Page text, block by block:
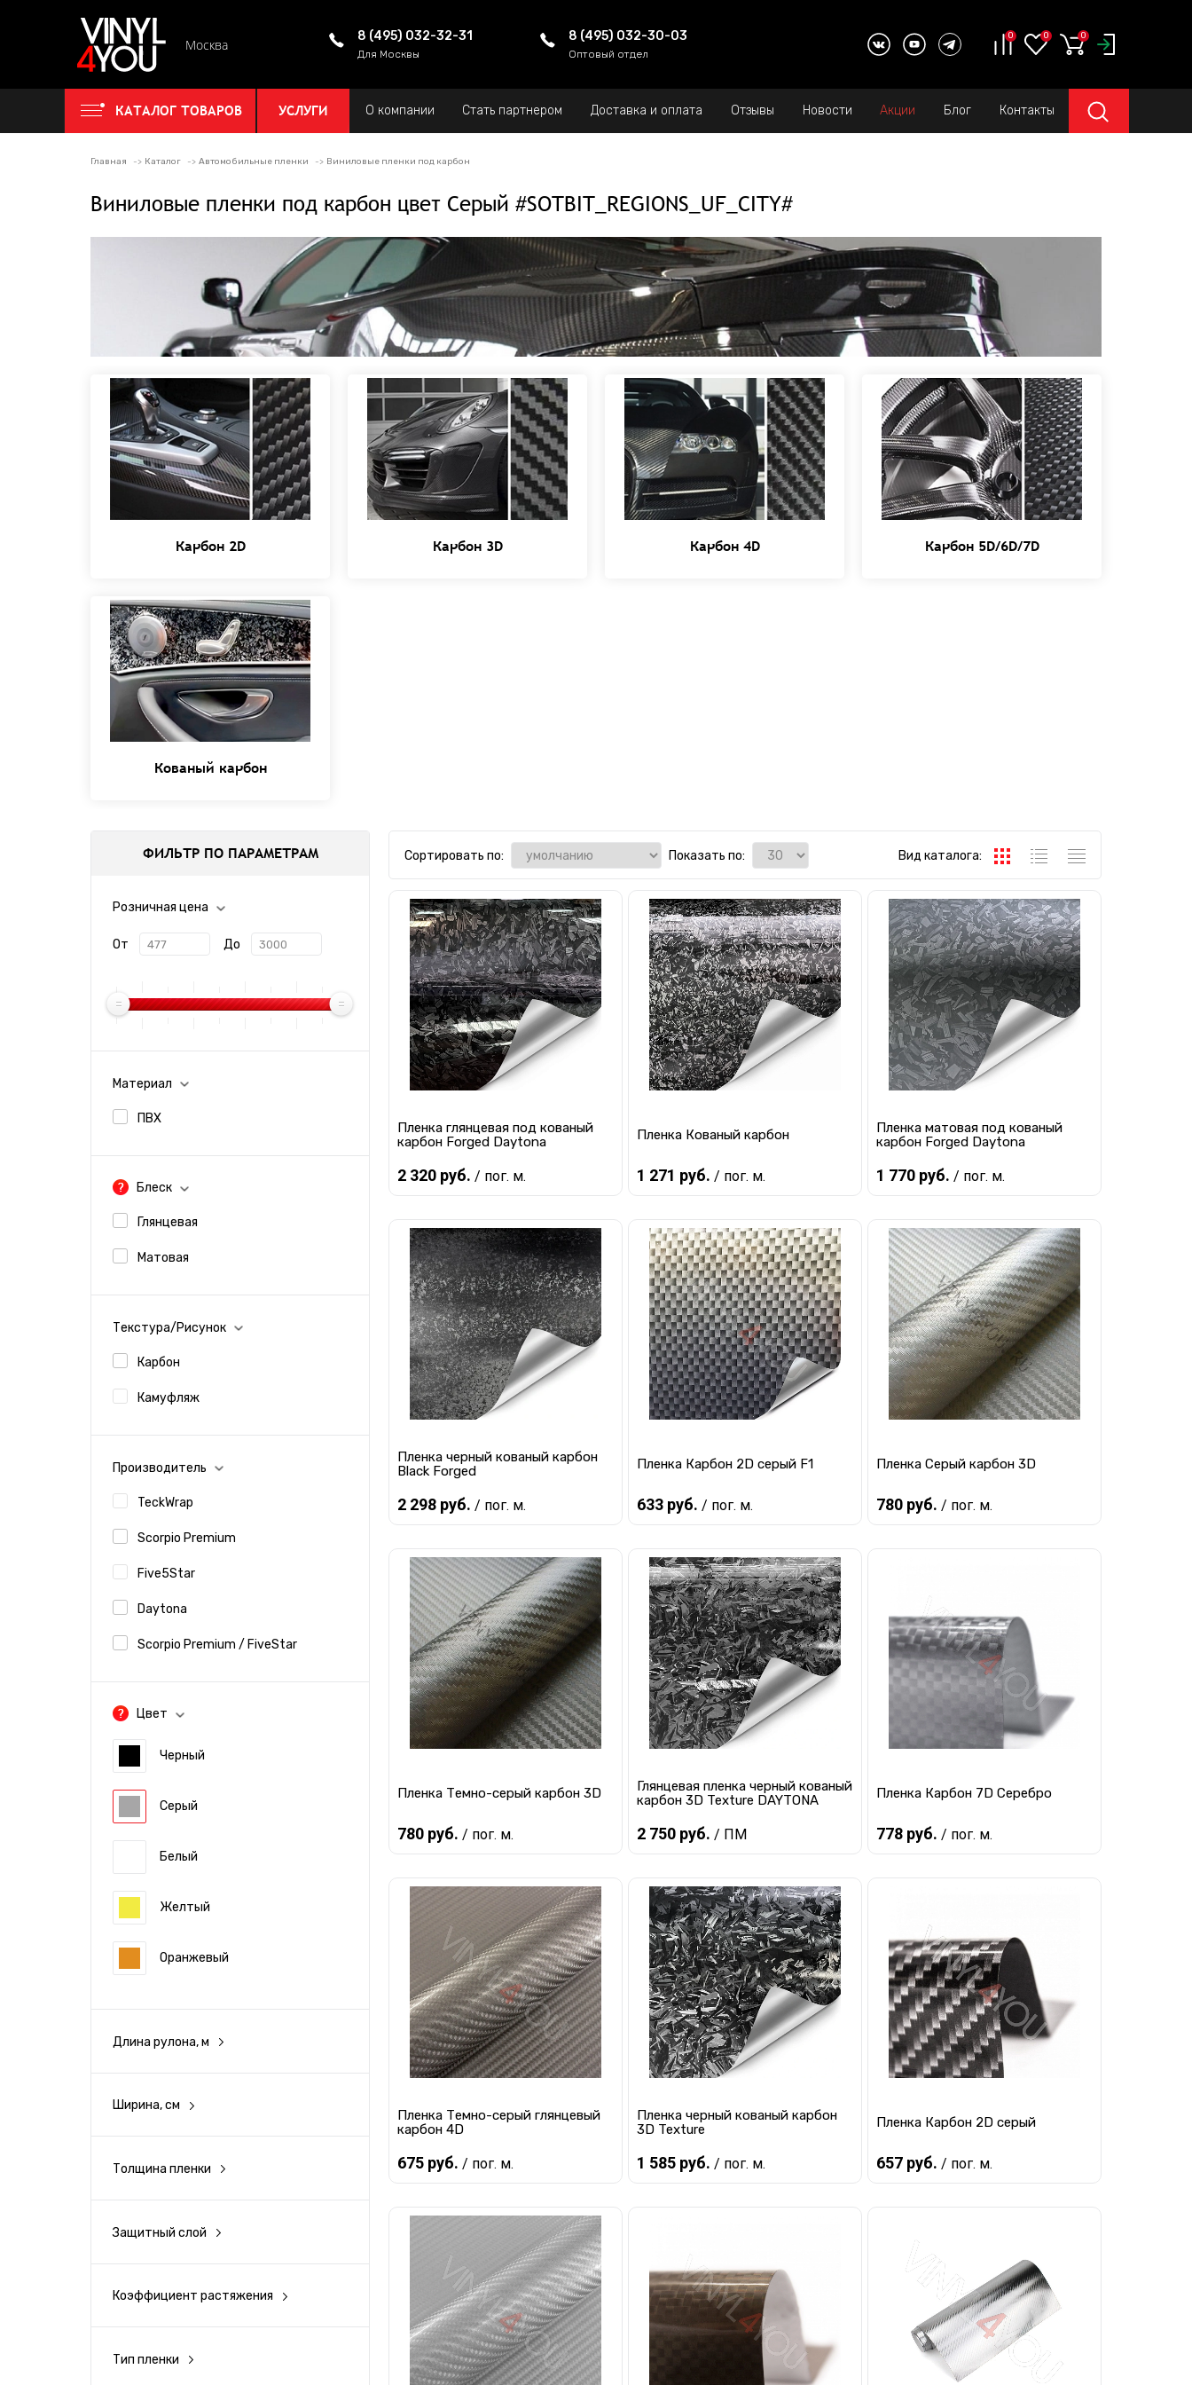
Москва
8 (495) 032-32-31
Для Москвы
8 (495) 032-30-03
Оптовый отдел
0 0 0
КАТАЛОГ ТОВАРОВ УСЛУГИ О компании Стать партнером Доставка и оплата Отзывы Новости Акции Блог Контакты
Главная Каталог Автомобильные пленки Виниловые пленки под карбон
Виниловые пленки под карбон цвет Серый #SOTBIT_REGIONS_UF_CITY#
Карбон 2D Карбон 3D Карбон 4D Карбон 5D/6D/7D
Кованый карбон
ФИЛЬТР ПО ПАРАМЕТРАМ
Розничная цена
От До
Материал
ПВХ
Блеск
Глянцевая
Матовая
Текстура/Рисунок
Карбон
Камуфляж
Производитель
TeckWrap
Scorpio Premium
Five5Star
Daytona
Scorpio Premium / FiveStar
Цвет
Черный
Серый
Белый
Желтый
Оранжевый
Красный
Зеленый
Розовый
Золото
Длина рулона, м
Ширина, см
Толщина пленки
160 мкм
170 мкм
180 мкм
Защитный слой
Нет
Коэффициент растяжения
Тип пленки
Сортировать по: Показать по: Вид каталога:
Пленка глянцевая под кованый
карбон Forged Daytona
2 320 руб. / пог. м.
В корзину
Купить в 1 клик К сравнению
В избранное В наличии
Пленка Кованый карбон
1 271 руб. / пог. м.
В корзину
Купить в 1 клик К сравнению
В избранное В наличии
Пленка матовая под кованый
карбон Forged Daytona
1 770 руб. / пог. м.
В корзину
Купить в 1 клик К сравнению
В избранное В наличии
Пленка черный кованый карбон
Black Forged
2 298 руб. / пог. м.
В корзину
Купить в 1 клик К сравнению
В избранное В наличии
Пленка Карбон 2D серый F1
633 руб. / пог. м.
В корзину
Купить в 1 клик К сравнению
В избранное В наличии
Пленка Серый карбон 3D
780 руб. / пог. м.
Купить в 1 клик
В избранное В наличии
Пленка Темно-серый карбон 3D
780 руб. / пог. м.
В корзину
Купить в 1 клик К сравнению
В избранное В наличии
Глянцевая пленка черный кованый
карбон 3D Texture DAYTONA
2 750 руб. / ПМ
В корзину
Купить в 1 клик К сравнению
В избранное В наличии
Пленка Карбон 7D Серебро
778 руб. / пог. м.
Купить в 1 клик
В избранное В наличии
Пленка Темно-серый глянцевый
карбон 4D
675 руб. / пог. м.
Предзаказ
Купить в 1 клик К сравнению
В избранное Под заказ
Пленка черный кованый карбон
3D Texture
1 585 руб. / пог. м.
Купить в 1 клик
В избранное Под заказ
Пленка Карбон 2D серый
657 руб. / пог. м.
Купить в 1 клик К сравнению
В избранное Под заказ